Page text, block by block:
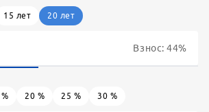
Взнос:44%
% 20 % 25 % 30 %
15 лет 20 лет